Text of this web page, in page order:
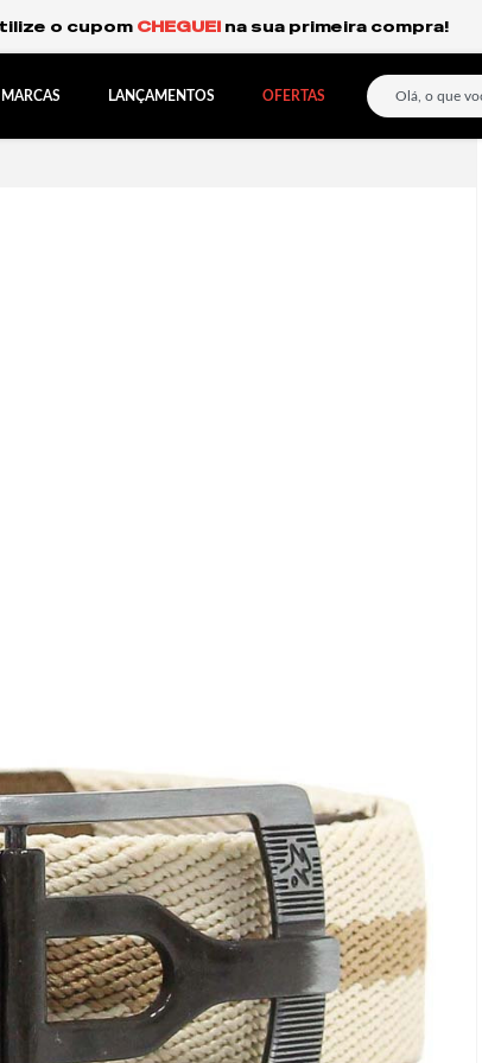
Frete Grátis Expresso para o Sul e São Paulo.
MARCAS LANÇAMENTOS OFERTAS